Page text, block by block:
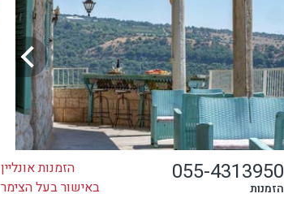
הזמנות אונליין
באישור בעל הצימר
055-4313950
הזמנות